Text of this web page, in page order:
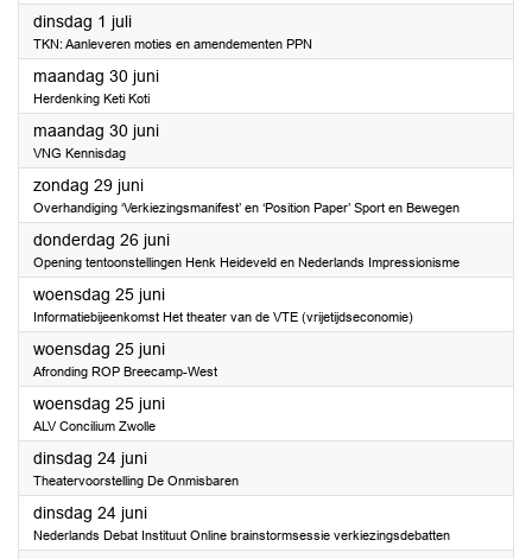
dinsdag 1 juli2025
TKN: Aanleveren moties en amendementen PPN
maandag 30 juni2025
Herdenking Keti Koti
maandag 30 juni2025
VNG Kennisdag
zondag 29 juni2025
Overhandiging ‘Verkiezingsmanifest’ en ‘Position Paper’ Sport en Bewegen
donderdag 26 juni2025
Opening tentoonstellingen Henk Heideveld en Nederlands Impressionisme
woensdag 25 juni2025
Informatiebijeenkomst Het theater van de VTE (vrijetijdseconomie)
woensdag 25 juni2025
Afronding ROP Breecamp-West
woensdag 25 juni2025
ALV Concilium Zwolle
dinsdag 24 juni2025
Theatervoorstelling De Onmisbaren
dinsdag 24 juni2025
Nederlands Debat Instituut Online brainstormsessie verkiezingsdebatten